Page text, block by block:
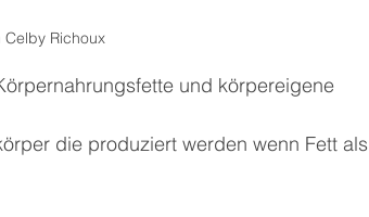
Celby Richoux
und körpereigene
die produziert werden wenn Fett als